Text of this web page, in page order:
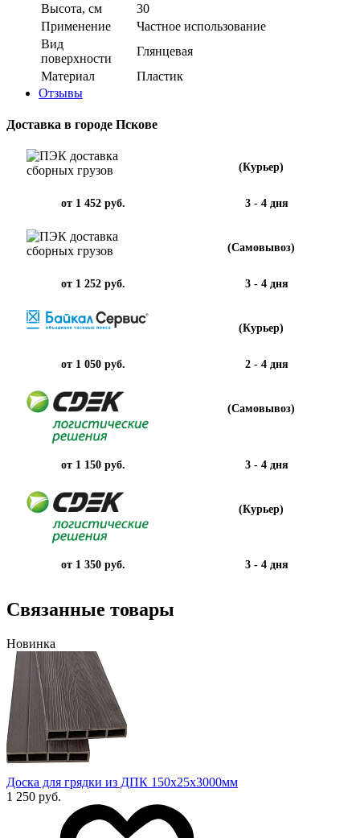
Высота, см
30
Применение
Частное использование
Вид
поверхности
Глянцевая
Материал
Пластик
Отзывы
Доставка в городе Пскове
(Курьер)
от 1 452 руб. 3 - 4 дня
(Самовывоз)
от 1 252 руб. 3 - 4 дня
(Курьер)
от 1 050 руб. 2 - 4 дня
(Самовывоз)
от 1 150 руб. 3 - 4 дня
(Курьер)
от 1 350 руб. 3 - 4 дня
Связанные товары
Новинка
Доска для грядки из ДПК 150х25х3000мм
1 250 руб.